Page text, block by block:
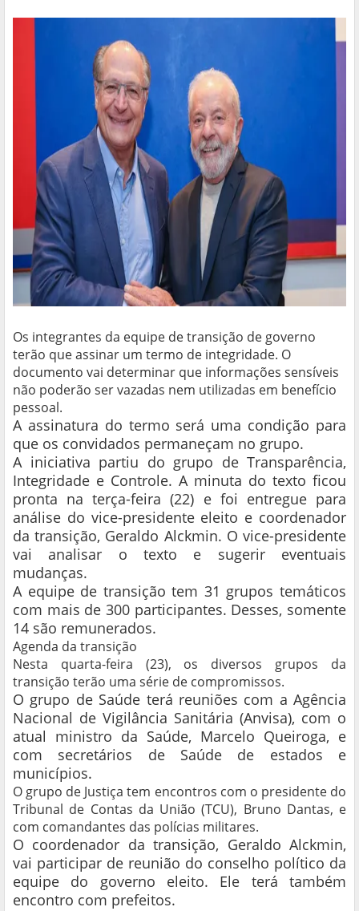
Os integrantes da equipe de transição de governo
terão que assinar um termo de integridade. O
documento vai determinar que informações sensíveis
não poderão ser vazadas nem utilizadas em benefício
pessoal.
A assinatura do termo será uma condição para
que os convidados permaneçam no grupo.
A iniciativa partiu do grupo de Transparência,
Integridade e Controle. A minuta do texto ficou
pronta na terça-feira (22) e foi entregue para
análise do vice-presidente eleito e coordenador
da transição, Geraldo Alckmin. O vice-presidente
vai analisar o texto e sugerir eventuais
mudanças.
A equipe de transição tem 31 grupos temáticos
com mais de 300 participantes. Desses, somente
14 são remunerados.
Agenda da transição
Nesta quarta-feira (23), os diversos grupos da
transição terão uma série de compromissos.
O grupo de Saúde terá reuniões com a Agência
Nacional de Vigilância Sanitária (Anvisa), com o
atual ministro da Saúde, Marcelo Queiroga, e
com secretários de Saúde de estados e
municípios.
O grupo de Justiça tem encontros com o presidente do
Tribunal de Contas da União (TCU), Bruno Dantas, e
com comandantes das polícias militares.
O coordenador da transição, Geraldo Alckmin,
vai participar de reunião do conselho político da
equipe do governo eleito. Ele terá também
encontro com prefeitos.